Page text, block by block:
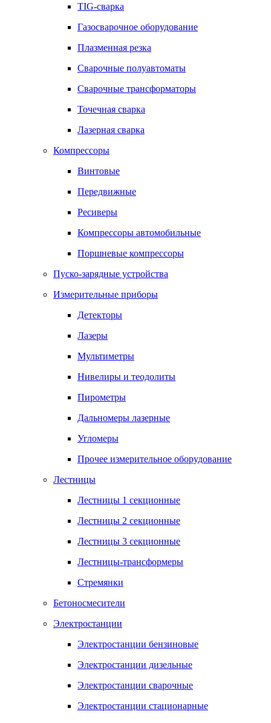
TIG-сварка
Газосварочное оборудование
Плазменная резка
Сварочные полуавтоматы
Сварочные трансформаторы
Точечная сварка
Лазерная сварка
Компрессоры
Винтовые
Передвижные
Ресиверы
Компрессоры автомобильные
Поршневые компрессоры
Пуско-зарядные устройства
Измерительные приборы
Детекторы
Лазеры
Мультиметры
Нивелиры и теодолиты
Пирометры
Дальномеры лазерные
Угломеры
Прочее измерительное оборудование
Лестницы
Лестницы 1 секционные
Лестницы 2 секционные
Лестницы 3 секционные
Лестницы-трансформеры
Стремянки
Бетоносмесители
Электростанции
Электростанции бензиновые
Электростанции дизельные
Электростанции сварочные
Электростанции стационарные